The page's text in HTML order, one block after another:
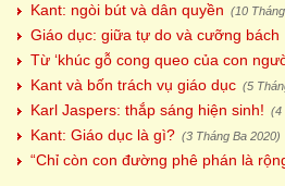
Kant: ngòi bút và dân quyền (10
Giáo dục: giữa tự do và cưỡng bách
Từ ‘khúc gỗ cong queo của con
Kant và bốn trách vụ giáo dục (5
Karl Jaspers: thắp sáng hiện sinh! (4
Kant: Giáo dục là gì? (3 Tháng Ba 2020)
“Chỉ còn con đường phê phán là